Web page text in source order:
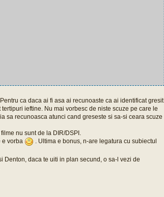
ca daca ai fi asa ai recunoaste ca ai identificat gresit
ieftine. Nu mai vorbesc de niste scuze pe care le
sa recunoasca atunci cand greseste si sa-si ceara scuze
nu sunt de la DIR/DSPI.
e vorba
. Ultima e bonus, n-are legatura cu subiectul
Denton, daca te uiti in plan secund, o sa-l vezi de